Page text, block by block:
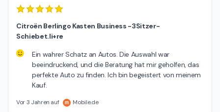
Citroën Berlingo Kasten Business -3Sitzer-
Schiebet.li+re
Ein wahrer Schatz an Autos. Die Auswahl war
beeindruckend, und die Beratung hat mir geholfen, das
perfekte Auto zu finden. Ich bin begeistert von meinem
Kauf.
Vor 3 Jahren auf Mobile.de